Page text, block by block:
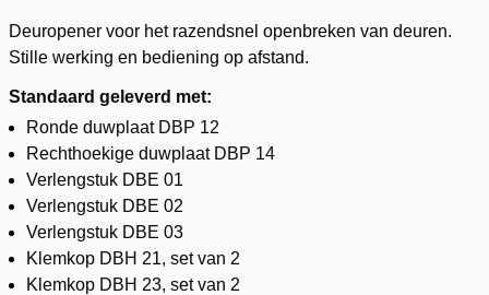
Deuropener voor het razendsnel openbreken van deuren.
Stille werking en bediening op afstand.
Standaard geleverd met:
Ronde duwplaat DBP 12
Rechthoekige duwplaat DBP 14
Verlengstuk DBE 01
Verlengstuk DBE 02
Verlengstuk DBE 03
Klemkop DBH 21, set van 2
Klemkop DBH 23, set van 2